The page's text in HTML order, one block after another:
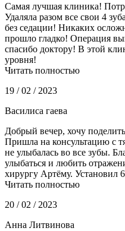
Самая лучшая клиника!
Удаляла разом все свои 4
без седации! Никаких
прошло гладко! Операция
спасибо доктору! В этой
уровня!
Читать полностью
19 / 02 / 2023
Василиса гаева
Добрый вечер, хочу
Пришла на консультацию с
не улыбалась во все зубы.
улыбаться и любить
хирургу Артёму. Установил
Читать полностью
20 / 02 / 2023
Анна Литвинова